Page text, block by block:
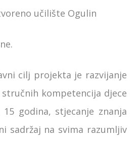
učilište Ogulin
cilj projekta je razvijanje
kompetencija djece
godina, stjecanje znanja
sadržaj na svima razumljiv